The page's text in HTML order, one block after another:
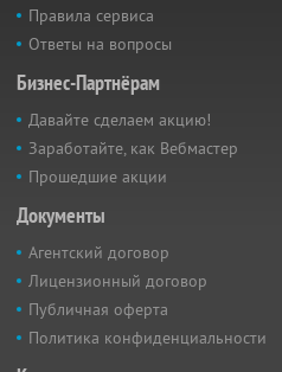
Правила сервиса
Ответы на вопросы
Бизнес-Партнёрам
Давайте сделаем акцию!
Заработайте, как Вебмастер
Прошедшие акции
Документы
Агентский договор
Лицензионный договор
Публичная оферта
Политика конфиденциальности